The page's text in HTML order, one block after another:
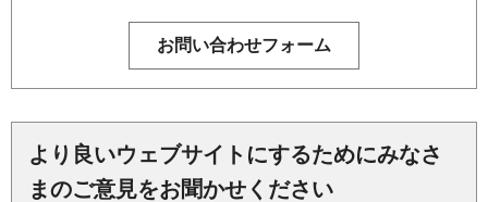
より良いウェブサイトにするためにみなさ
まのご意見をお聞かせください